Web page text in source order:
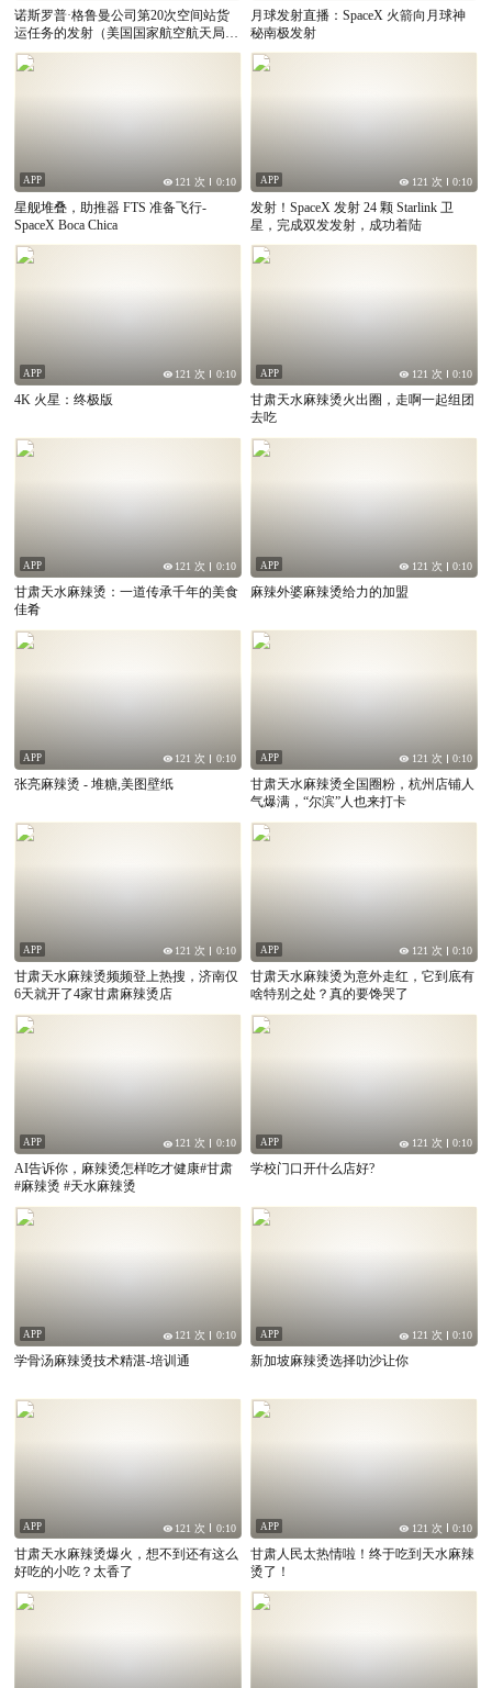
诺斯罗普·格鲁曼公司第20次空间站货
运任务的发射（美国国家航空航天局官
方广播）
月球发射直播：SpaceX 火箭向月球神
秘南极发射
APP 121 次 0:10
星舰堆叠，助推器 FTS 准备飞行-
SpaceX Boca Chica
APP 121 次 0:10
发射！SpaceX 发射 24 颗 Starlink 卫
星，完成双发发射，成功着陆
APP 121 次 0:10
4K 火星：终极版
APP 121 次 0:10
甘肃天水麻辣烫火出圈，走啊一起组团
去吃
APP 121 次 0:10
甘肃天水麻辣烫：一道传承千年的美食
佳肴
APP 121 次 0:10
麻辣外婆麻辣烫给力的加盟
APP 121 次 0:10
张亮麻辣烫 - 堆糖,美图壁纸
APP 121 次 0:10
甘肃天水麻辣烫全国圈粉，杭州店铺人
气爆满，“尔滨”人也来打卡
APP 121 次 0:10
甘肃天水麻辣烫频频登上热搜，济南仅
6天就开了4家甘肃麻辣烫店
APP 121 次 0:10
甘肃天水麻辣烫为意外走红，它到底有
啥特别之处？真的要馋哭了
APP 121 次 0:10
AI告诉你，麻辣烫怎样吃才健康#甘肃
#麻辣烫 #天水麻辣烫
APP 121 次 0:10
学校门口开什么店好?
APP 121 次 0:10
学骨汤麻辣烫技术精湛-培训通
APP 121 次 0:10
新加坡麻辣烫选择叻沙让你
APP 121 次 0:10
甘肃天水麻辣烫爆火，想不到还有这么
好吃的小吃？太香了
APP 121 次 0:10
甘肃人民太热情啦！终于吃到天水麻辣
烫了！